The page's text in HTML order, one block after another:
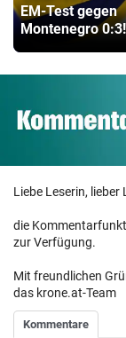
EM-Test gegen
Montenegro 0:3!
Liebe Leserin, lieber
die
zur Verfügung.
Mit freundlichen
das krone.at-Team